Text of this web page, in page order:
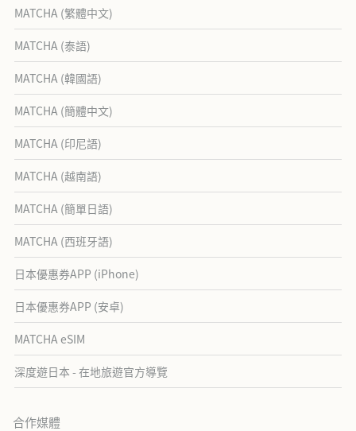
MATCHA (繁體中文)
MATCHA (泰語)
MATCHA (韓國語)
MATCHA (簡體中文)
MATCHA (印尼語)
MATCHA (越南語)
MATCHA (簡單日語)
MATCHA (西班牙語)
日本優惠券APP (iPhone)
日本優惠券APP (安卓)
MATCHA eSIM
深度遊日本 - 在地旅遊官方導覽
合作媒體